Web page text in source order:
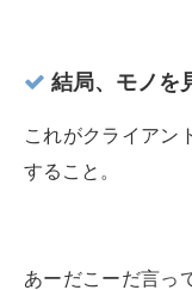
結局、モノを
これがクライアン
すること。
あーだこーだ言っ